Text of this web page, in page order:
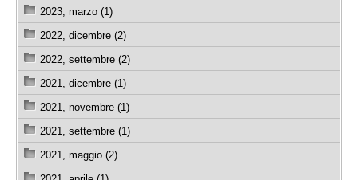
2023, marzo (1)
2022, dicembre (2)
2022, settembre (2)
2021, dicembre (1)
2021, novembre (1)
2021, settembre (1)
2021, maggio (2)